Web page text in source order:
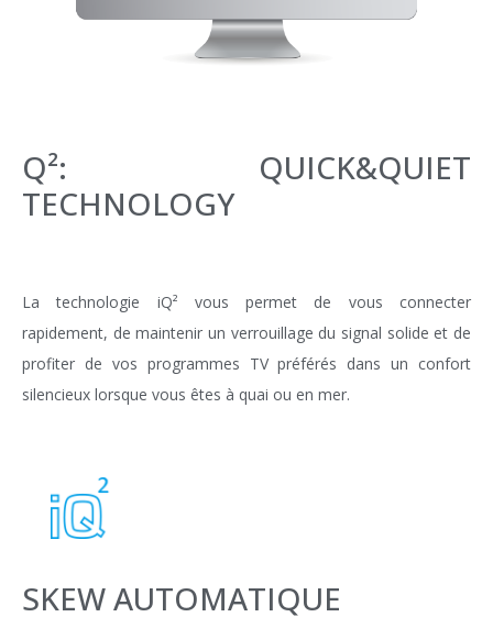
Q²: QUICK&QUIET
TECHNOLOGY
La technologie iQ² vous permet de vous connecter
rapidement, de maintenir un verrouillage du signal solide et de
profiter de vos programmes TV préférés dans un confort
silencieux lorsque vous êtes à quai ou en mer.
SKEW AUTOMATIQUE